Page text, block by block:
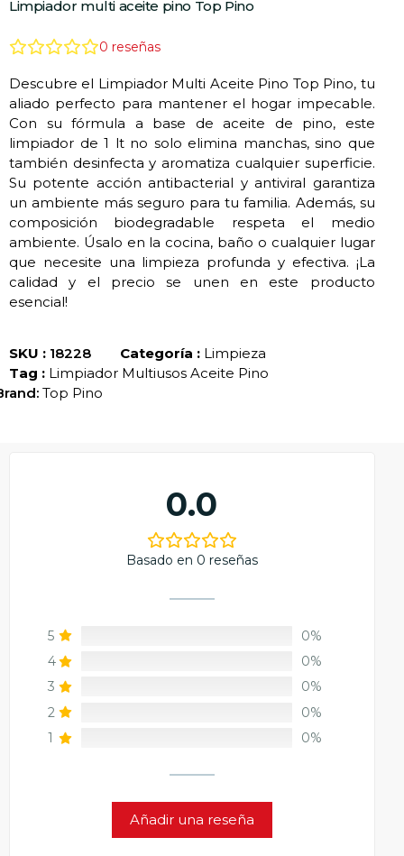
Limpiador multi aceite pino Top Pino
0 reseñas
Descubre el Limpiador Multi Aceite Pino Top Pino, tu
aliado perfecto para mantener el hogar impecable.
Con su fórmula a base de aceite de pino, este
limpiador de 1 lt no solo elimina manchas, sino que
también desinfecta y aromatiza cualquier superficie.
Su potente acción antibacterial y antiviral garantiza
un ambiente más seguro para tu familia. Además, su
composición biodegradable respeta el medio
ambiente. Úsalo en la cocina, baño o cualquier lugar
que necesite una limpieza profunda y efectiva. ¡La
calidad y el precio se unen en este producto
esencial!
SKU : 18228 Categoría : Limpieza
Tag : Limpiador Multiusos Aceite Pino
Top Pino
0.0
Basado en 0 reseñas
5
0%
4
0%
3
0%
2
0%
1
0%
Añadir una reseña